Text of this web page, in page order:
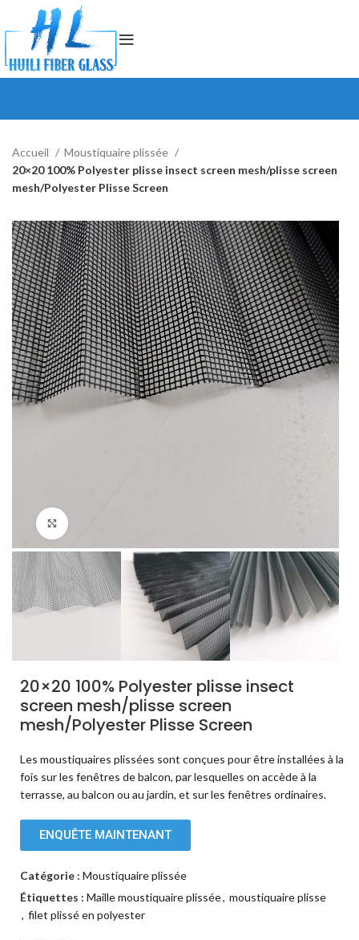
Accueil
Moustiquaire plissée
20×20 100% Polyester plisse insect screen mesh/plisse screen
mesh/Polyester Plisse Screen
20×20 100% Polyester plisse insect
screen mesh/plisse screen
mesh/Polyester Plisse Screen
Les moustiquaires plissées sont conçues pour être installées à la
fois sur les fenêtres de balcon, par lesquelles on accède à la
terrasse, au balcon ou au jardin, et sur les fenêtres ordinaires.
ENQUÊTE MAINTENANT
Catégorie : Moustiquaire plissée
Étiquettes : Maille moustiquaire plissée, moustiquaire plisse
, filet plissé en polyester